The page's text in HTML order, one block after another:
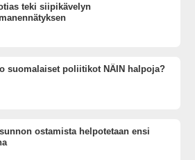
teki siipikävelyn
suomalaiset poliitikot NÄIN halpoja?
ostamista helpotetaan ensi